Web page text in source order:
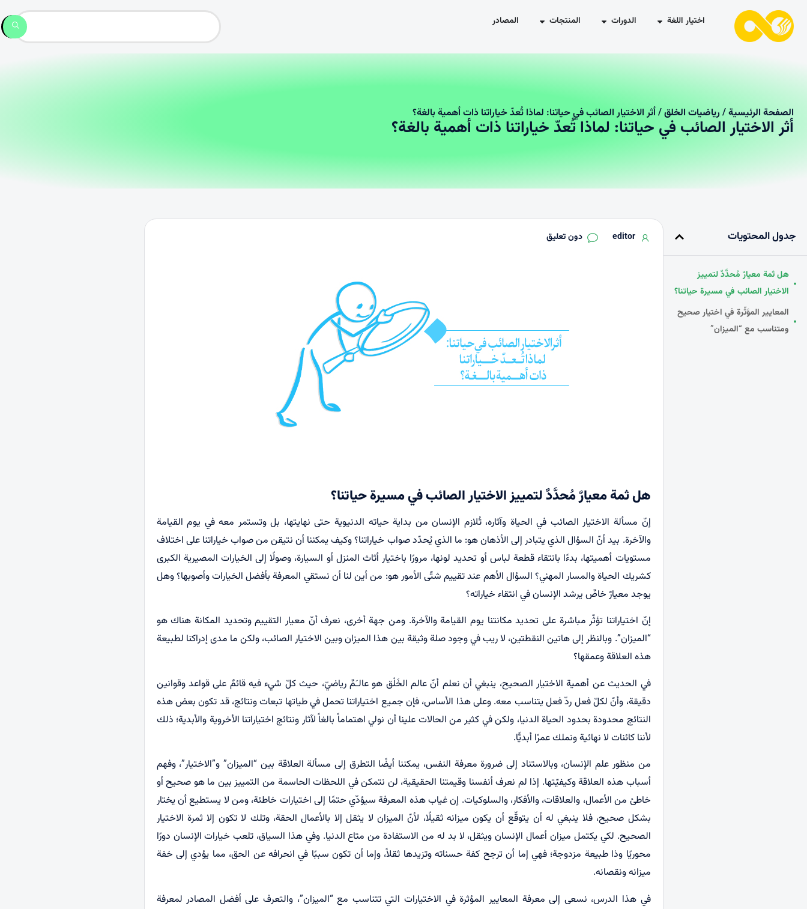
اختيار اللغة الدورات المنتجات المصادر
الصفحة الرئیسیة/رياضيات الخلق/ أثر الاختيار الصائب في حياتنا: لماذا تُعدّ خياراتنا ذات أهمية بالغة؟
أثر الاختيار الصائب في حياتنا: لماذا تُعدّ خياراتنا ذات أهمية بالغة؟
جدول المحتويات
هل ثمة معيارٌ مُحدَّدٌ لتمييز
الاختيار الصائب في مسيرة حياتنا؟
المعايير المؤثّرة في اختيار صحيح
ومتناسب مع “الميزان”
editor دون تعليق
هل ثمة معيارٌ مُحدَّدٌ لتمييز الاختيار الصائب في مسيرة حياتنا؟
إنّ مسألة الاختيار الصائب في الحياة وآثاره، تُلازم الإنسان من بداية حياته الدنيوية حتى نهايتها، بل وتستمر معه في يوم القيامة
والآخرة. بيد أنّ السؤال الذي يتبادر إلى الأذهان هو: ما الذي يُحدّد صواب خياراتنا؟ وكيف يمكننا أن نتيقن من صواب خياراتنا على اختلاف
مستويات أهميتها، بدءًا بانتقاء قطعة لباس أو تحديد لونها، مرورًا باختيار أثاث المنزل أو السيارة، وصولًا إلى الخيارات المصيرية الكبرى
كشريك الحياة والمسار المهني؟ السؤال الأهم عند تقييم شتّى الأمور هو: من أين لنا أن نستقي المعرفة بأفضل الخيارات وأصوبها؟ وهل
يوجد معيارٌ خاصٌ يرشد الإنسان في انتقاء خياراته؟
إنّ اختياراتنا تؤثّر مباشرة على تحديد مكانتنا يوم القيامة والآخرة. ومن جهة أخرى، نعرف أنّ معيار التقييم وتحديد المكانة هناك هو
“الميزان”. وبالنظر إلى هاتين النقطتين، لا ريب في وجود صلة وثيقة بين هذا الميزان وبين الاختيار الصائب، ولكن ما مدى إدراكنا لطبيعة
هذه العلاقة وعمقها؟
في الحديث عن أهمية الاختيار الصحيح، ينبغي أن نعلم أنّ عالم الخَلْق هو عالـَمٌ رياضيّ، حيث كلّ شيء فيه قائمٌ على قواعد وقوانين
دقيقة، وأنّ لكلّ فعل ردّ فعل يتناسب معه. وعلى هذا الأساس، فإن جميع اختياراتنا تحمل في طياتها تبعات ونتائج، قد تكون بعض هذه
النتائج محدودة بحدود الحياة الدنيا، ولكن في كثير من الحالات علينا أن نولي اهتماماً بالغاً لآثار ونتائج اختياراتنا الأخروية والأبدية؛ ذلك
لأننا كائنات لا نهائية ونملك عمرًا أبديًّا.
من منظور علم الإنسان، وبالاستناد إلى ضرورة معرفة النفس، يمكننا أيضًا التطرق إلى مسألة العلاقة بين “الميزان” و”الاختيار”، وفهم
أسباب هذه العلاقة وكيفيّتها. إذا لم نعرف أنفسنا وقيمتنا الحقيقية، لن نتمكن في اللحظات الحاسمة من التمييز بين ما هو صحيح أو
خاطئ من الأعمال، والعلاقات، والأفكار، والسلوكيات. إن غياب هذه المعرفة سيؤدّي حتمًا إلى اختيارات خاطئة، ومن لا يستطيع أن يختار
بشكل صحيح، فلا ينبغي له أن يتوقّع أن يكون ميزانه ثقيلًا، لأنّ الميزان لا يثقل إلا بالأعمال الحقة، وتلك لا تكون إلا ثمرة الاختيار
الصحيح. لكي يكتمل ميزان أعمال الإنسان ويثقل، لا بد له من الاستفادة من متاع الدنيا. وفي هذا السياق، تلعب خيارات الإنسان دورًا
محوريًا وذا طبيعة مزدوجة؛ فهي إما أن ترجح كفة حسناته وتزيدها ثقلاً، وإما أن تكون سببًا في انحرافه عن الحق، مما يؤدي إلى خفة
ميزانه ونقصانه.
في هذا الدرس، نسعى إلى معرفة المعايير المؤثرة في الاختيارات التي تتناسب مع “الميزان”، والتعرف على أفضل المصادر لمعرفة